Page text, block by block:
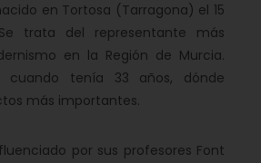
en Tortosa (Tarragona) el 15
trata del representante más
en la Región de Murcia.
cuando tenía 33 años, dónde
más importantes.
por sus profesores Font